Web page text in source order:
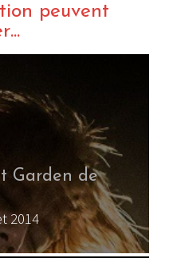
peuvent
Garden de
2014